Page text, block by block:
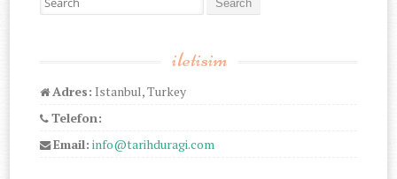
iletisim
Adres: Istanbul, Turkey
Telefon:
Email: info@tarihduragi.com